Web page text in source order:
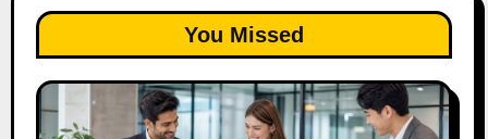
You Missed